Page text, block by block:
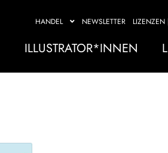
HANDEL NEWSLETTER LIZENZEN
ILLUSTRATOR*INNEN